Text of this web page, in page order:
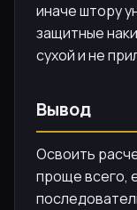
иначе штору
защитные
сухой и не
Вывод
Освоить
проще всего,